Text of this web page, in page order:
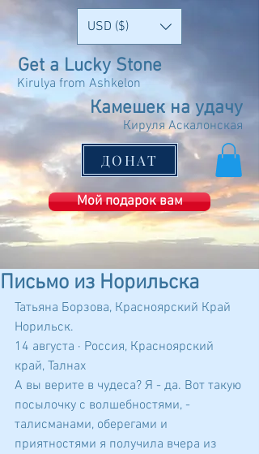
USD ($)
Get a Lucky Stone
Kirulya from Ashkelon
Камешек на удачу
Кируля Аскалонская
ДОНАТ
Мой подарок вам
Письмо из Норильска
Татьяна Борзова, Красноярский Край
Норильск.
14 августа · Россия, Красноярский
край, Талнах
А вы верите в чудеса? Я - да. Вот такую
посылочку с волшебностями, -
талисманами, оберегами и
приятностями я получила вчера из